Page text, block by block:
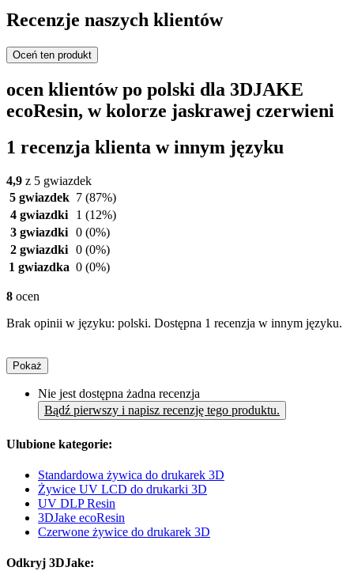
Recenzje naszych klientów
Oceń ten produkt
ocen klientów po polski dla 3DJAKE
ecoResin, w kolorze jaskrawej czerwieni
1 recenzja klienta w innym języku
4,9 z 5 gwiazdek
5 gwiazdek 7 (87%)
4 gwiazdki
1 (12%)
3 gwiazdki 0 (0%)
2 gwiazdki 0 (0%)
1 gwiazdka 0 (0%)
8 ocen
Brak opinii w języku: polski. Dostępna 1 recenzja w innym języku.
Pokaż
Nie jest dostępna żadna recenzja
Bądź pierwszy i napisz recenzję tego produktu.
Ulubione kategorie:
Standardowa żywica do drukarek 3D
Żywice UV LCD do drukarki 3D
UV DLP Resin
3DJake ecoResin
Czerwone żywice do drukarek 3D
Odkryj 3DJake: